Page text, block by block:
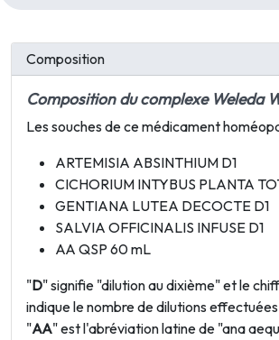
Composition
Composition du complexe Weleda
Les souches de ce médicament
ARTEMISIA ABSINTHIUM D1
CICHORIUM INTYBUS PLANTA
GENTIANA LUTEA DECOCTE D1
SALVIA OFFICINALIS INFUSE D1
AA QSP 60 mL
"D" signifie "dilution au dixième" et le
indique le nombre de dilutions
"AA" est l'abréviation latine de "ana